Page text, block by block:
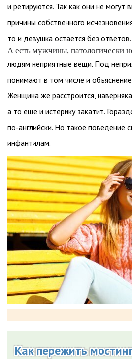
и ретируются. Так как они не могут
причины собственного
то и девушка остается без ответов.
А есть мужчины, патологически
людям неприятные вещи. Под
понимают в том числе и объяснение
Женщина же расстроится,
а то еще и истерику закатит.
по-английски. Но такое поведение
инфантилам.
Как пережить